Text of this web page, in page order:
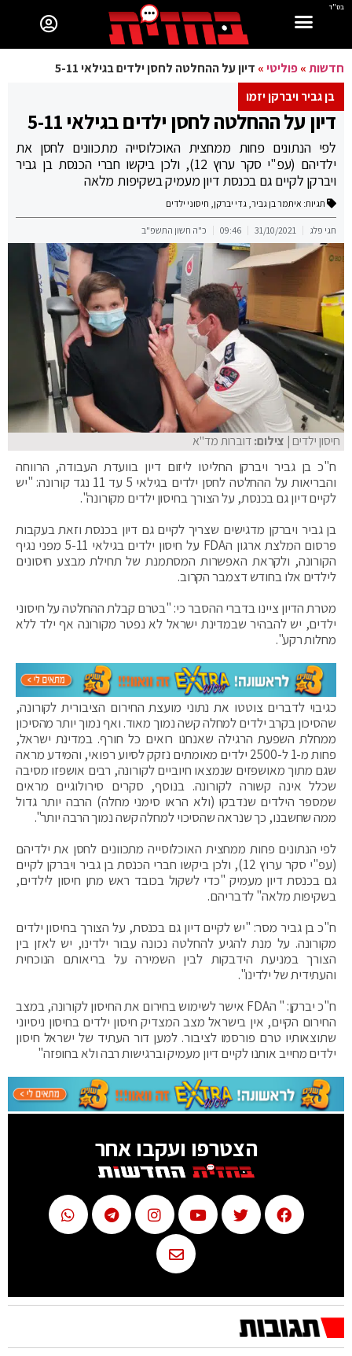
בס"ד
חדשות»פוליטי» דיון על ההחלטה לחסן ילדים בגילאי 5-11
בן גביר ויברקן יזמו
דיון על ההחלטה לחסן ילדים בגילאי 5-11
לפי הנתונים פחות ממחצית האוכלוסייה מתכוונים לחסן את
ילדיהם (עפ"י סקר ערוץ 12), ולכן ביקשו חברי הכנסת בן גביר
ויברקן לקיים גם בכנסת דיון מעמיק בשקיפות מלאה
תגיות: איתמר בן גביר, גדי יברקן, חיסוני ילדים
חגי פלג 31/10/2021
09:46 כ"ה חשון התשפ"ב
חיסון ילדים | צילום:דוברות מד"א
ח"כ בן גביר ויברקן החליטו ליזום דיון בוועדת העבודה, הרווחה
והבריאות על ההחלטה לחסן ילדים בגילאי 5 עד 11 נגד קורונה: "יש
לקיים דיון גם בכנסת, על הצורך בחיסון ילדים מקורונה".
בן גביר ויברקן מדגישים שצריך לקיים גם דיון בכנסת וזאת בעקבות
פרסום המלצת ארגון הFDA על חיסון ילדים בגילאי 5-11 מפני נגיף
הקורונה, ולקראת האפשרות המסתמנת של תחילת מבצע חיסונים
לילדים אלו בחודש דצמבר הקרוב.
מטרת הדיון ציינו בדברי ההסבר כי: "בטרם קבלת ההחלטה על חיסוני
ילדים, יש להבהיר שבמדינת ישראל לא נפטר מקורונה אף ילד ללא
מחלות רקע".
כגיבוי לדברים צוטטו את נתוני מועצת החירום הציבורית לקורונה,
שהסיכון בקרב ילדים למחלה קשה נמוך מאוד. ואף נמוך יותר מהסיכון
ממחלת השפעת הרגילה שאנחנו רואים כל חורף. במדינת ישראל,
פחות מ-1 ל-2500 ילדים מאומתים נזקק לסיוע רפואי, והמידע מראה
שגם מתוך מאושפזים שנמצאו חיוביים לקורונה, רבים אושפזו מסיבה
שכלל אינה קשורה לקורונה. בנוסף, סקרים סירולוגיים מראים
שמספר הילדים שנדבקו (ולא הראו סימני מחלה) הרבה יותר גדול
ממה שחשבנו, כך שנראה שהסיכוי למחלה קשה נמוך הרבה יותר".
לפי הנתונים פחות ממחצית האוכלוסייה מתכוונים לחסן את ילדיהם
(עפ"י סקר ערוץ 12), ולכן ביקשו חברי הכנסת בן גביר ויברקן לקיים
גם בכנסת דיון מעמיק "כדי לשקול בכובד ראש מתן חיסון לילדים,
בשקיפות מלאה" לדבריהם.
ח"כ בן גביר מסר: "יש לקיים דיון גם בכנסת, על הצורך בחיסון ילדים
מקורונה. על מנת להגיע להחלטה נכונה עבור ילדינו, יש לאזן בין
הצורך במניעת הידבקות לבין השמירה על בריאותם הנוכחית
והעתידית של ילדינו".
ח"כ יברקן: " הFDA אישר לשימוש בחירום את החיסון לקורונה, במצב
החירום הקיים, אין בישראל מצב המצדיק חיסון ילדים בחיסון ניסיוני
שתוצאותיו טרם פורסמו לציבור. למען דור העתיד של ישראל חיסון
ילדים מחייב אותנו לקיים דיון מעמיק וברגישות רבה ולא בחופזה"
הצטרפו ועקבו אחר